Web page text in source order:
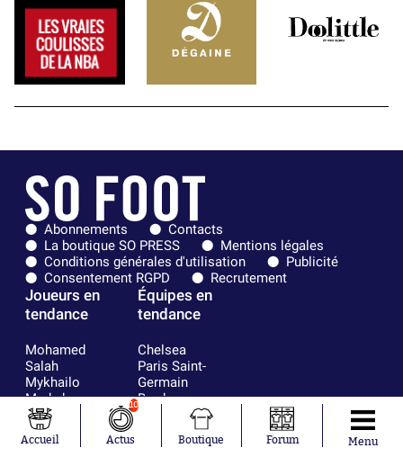
Abonnements
Contacts
La boutique SO PRESS
Mentions légales
Conditions générales d'utilisation
Publicité
Consentement RGPD
Recrutement
Joueurs en
tendance
Mohamed
Salah
Mykhailo
Mudryk
Neymar
Khalis Merah
Loïs Openda
Équipes en
tendance
Chelsea
Paris Saint-
Germain
Bordeaux
Olympique
FIFA
Accueil
10
Actus Boutique Forum Menu